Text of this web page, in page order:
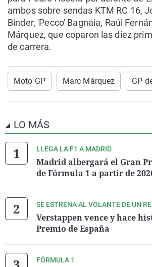
ambos sobre sendas KTM RC 16,
Binder, 'Pecco' Bagnaia, Raúl
Márquez, que coparon las diez
de carrera.
Moto GP Marc Márquez GP
LO MÁS
LLEGA LA F1 A MADRID
Madrid albergará el Gran
de Fórmula 1 a partir de
SE ESTRENA AL VOLANTE DE UN
Verstappen vence y hace
Premio de España
FÓRMULA 1